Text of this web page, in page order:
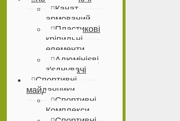
Канат
армований
Пластикові
кріпильні
елементи
Алюмінієві
з'єднувачі
Спортивні
майданчики
Спортивні
Комплекси